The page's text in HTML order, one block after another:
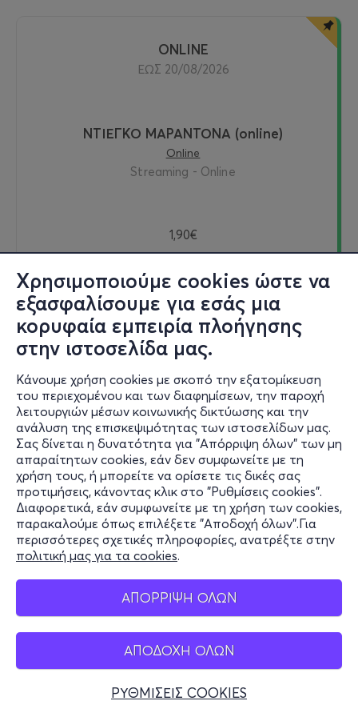
Χρησιμοποιούμε cookies ώστε να
εξασφαλίσουμε για εσάς μια
κορυφαία εμπειρία πλοήγησης
στην ιστοσελίδα μας.
Κάνουμε χρήση cookies με σκοπό την εξατομίκευση
του περιεχομένου και των διαφημίσεων, την παροχή
λειτουργιών μέσων κοινωνικής δικτύωσης και την
ανάλυση της επισκεψιμότητας των ιστοσελίδων μας.
Σας δίνεται η δυνατότητα για "Απόρριψη όλων" των μη
απαραίτητων cookies, εάν δεν συμφωνείτε με τη
χρήση τους, ή μπορείτε να ορίσετε τις δικές σας
προτιμήσεις, κάνοντας κλικ στο "Ρυθμίσεις cookies".
Διαφορετικά, εάν συμφωνείτε με τη χρήση των cookies,
παρακαλούμε όπως επιλέξετε "Αποδοχή όλων".Για
περισσότερες σχετικές πληροφορίες, ανατρέξτε στην
πολιτική μας για τα cookies.
ΑΠΟΡΡΙΨΗ ΟΛΩΝ
ΑΠΟΔΟΧΗ ΟΛΩΝ
ΡΥΘΜΙΣΕΙΣ COOKIES
ONLINE
ΕΩΣ 20/08/2026
ΝΤΙΕΓΚΟ ΜΑΡΑΝΤΟΝΑ (online)
Online
Streaming - Online
1,90€
Δείτε online
Εισιτήρια